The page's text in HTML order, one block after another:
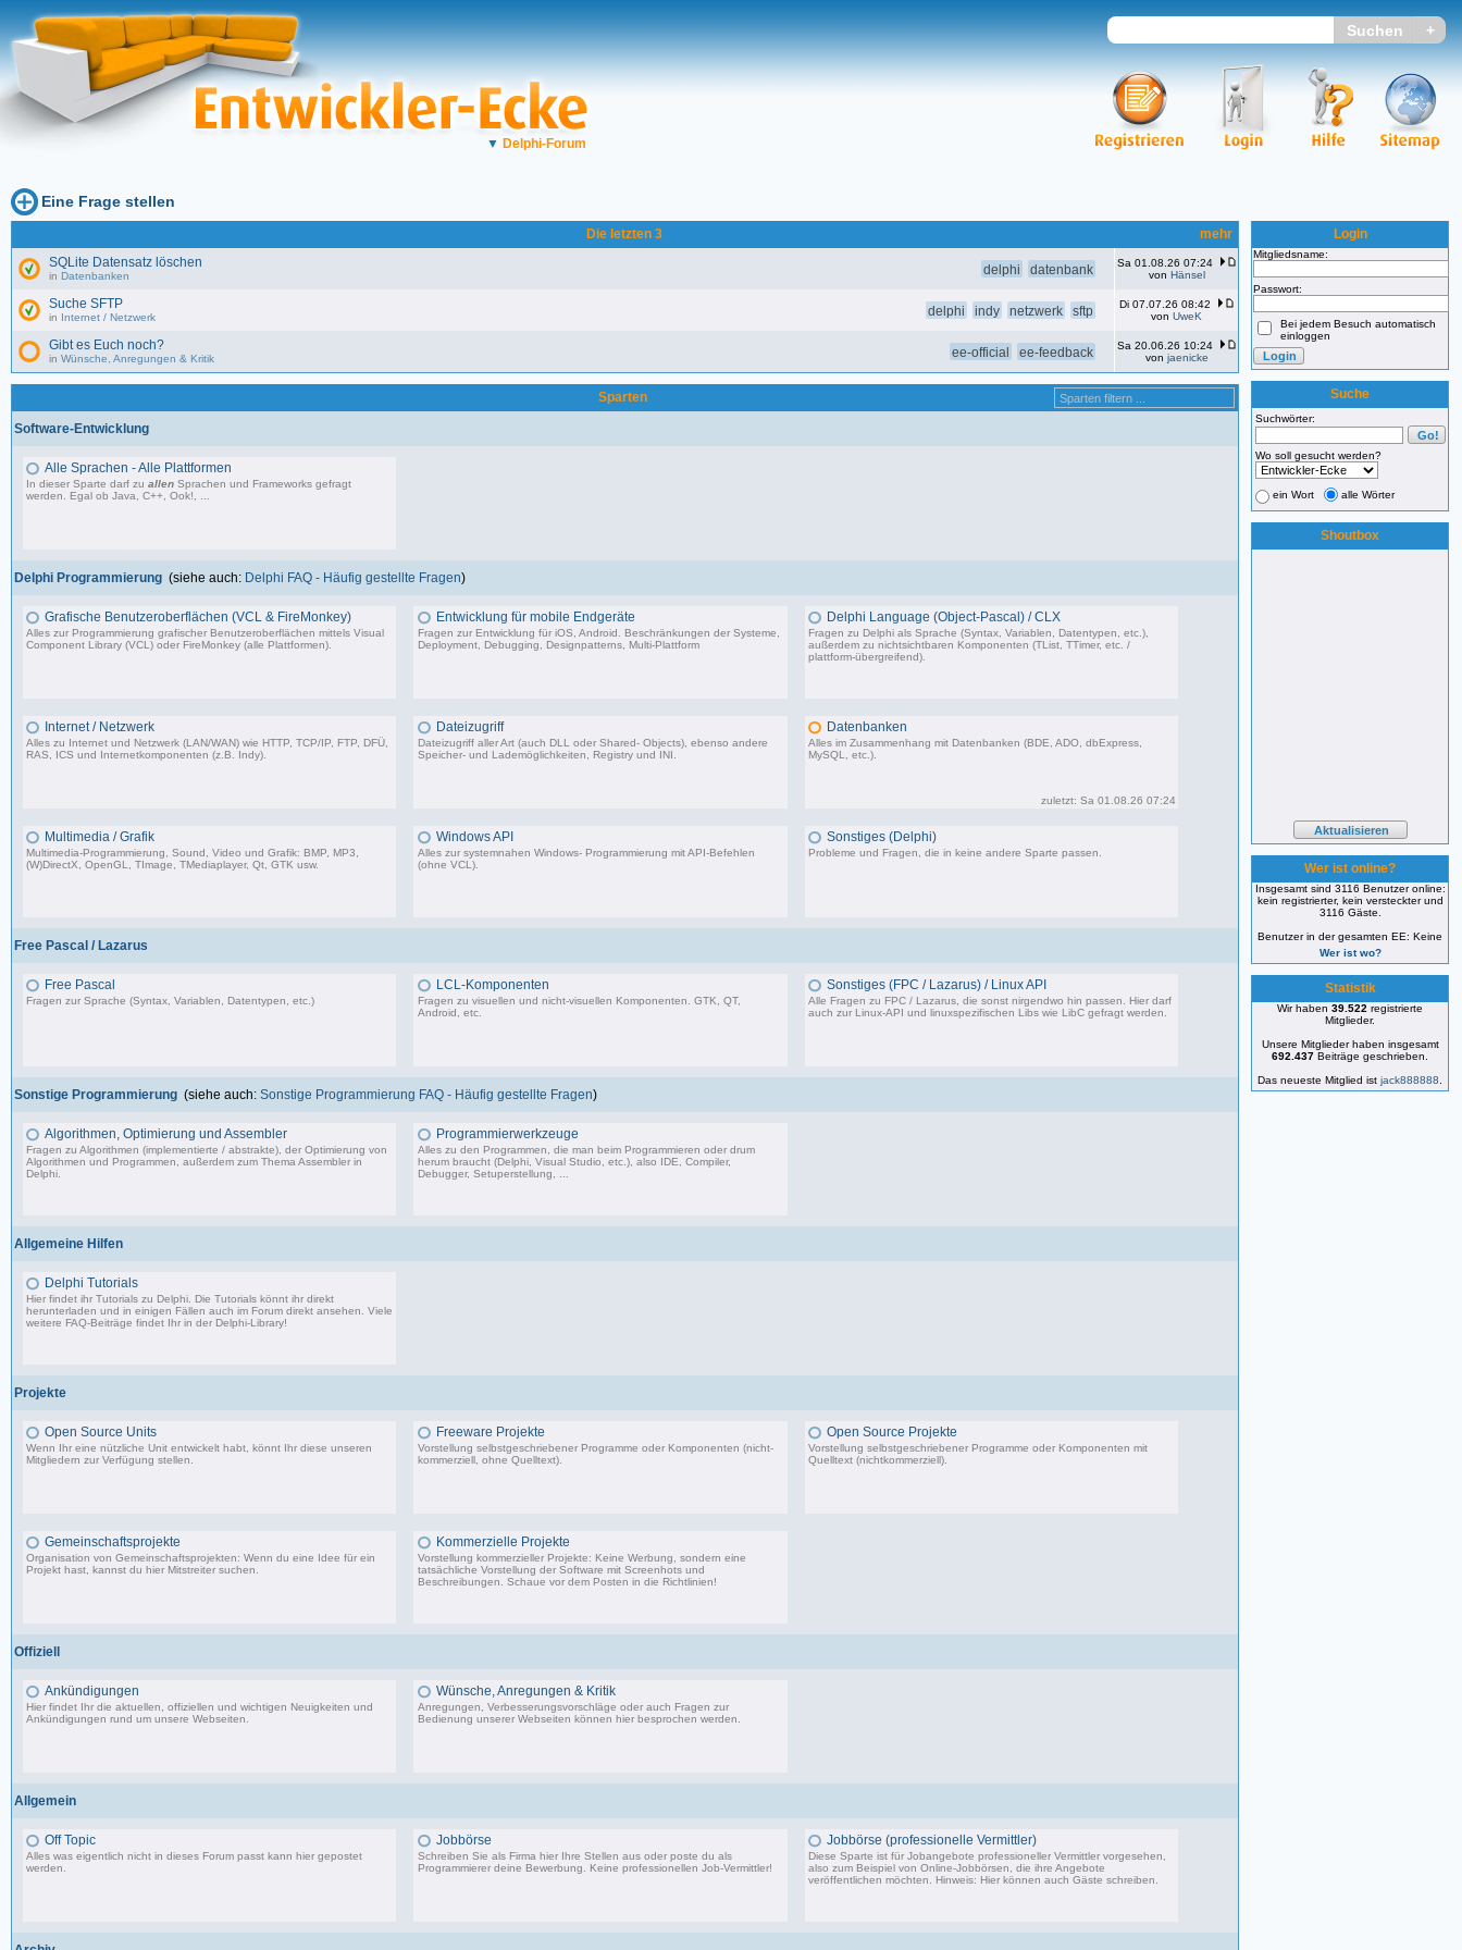
▼ Delphi-Forum
Eine Frage stellen
mehr
Die letzten 3
delphi datenbank
SQLite Datensatz löschen
in Datenbanken
Sa 01.08.26 07:24
von Hänsel
delphi indy netzwerk sftp
Suche SFTP
in Internet / Netzwerk
Di 07.07.26 08:42
von UweK
ee-official ee-feedback
Gibt es Euch noch?
in Wünsche, Anregungen & Kritik
Sa 20.06.26 10:24
von jaenicke
Sparten
Software-Entwicklung
Alle Sprachen - Alle Plattformen
In dieser Sparte darf zuallen Sprachen und Frameworks gefragt
werden. Egal ob Java, C++, Ook!, ...
Delphi Programmierung (siehe auch: Delphi FAQ - Häufig gestellte Fragen)
Grafische Benutzeroberflächen (VCL & FireMonkey)
Alles zur Programmierung grafischer Benutzeroberflächen mittels Visual
Component Library (VCL) oder FireMonkey (alle Plattformen).
Entwicklung für mobile Endgeräte
Fragen zur Entwicklung für iOS, Android. Beschränkungen der Systeme,
Deployment, Debugging, Designpatterns, Multi-Plattform
Delphi Language (Object-Pascal) / CLX
Fragen zu Delphi als Sprache (Syntax, Variablen, Datentypen, etc.),
außerdem zu nichtsichtbaren Komponenten (TList, TTimer, etc. /
plattform-übergreifend).
Internet / Netzwerk
Alles zu Internet und Netzwerk (LAN/WAN) wie HTTP, TCP/IP, FTP, DFÜ,
RAS, ICS und Internetkomponenten (z.B. Indy).
Dateizugriff
Dateizugriff aller Art (auch DLL oder Shared- Objects), ebenso andere
Speicher- und Lademöglichkeiten, Registry und INI.
Datenbanken
Alles im Zusammenhang mit Datenbanken (BDE, ADO, dbExpress,
MySQL, etc.).
zuletzt: Sa 01.08.26 07:24
40.485 Beiträge, zuletzt: Sa 01.08.26 07:24
Multimedia / Grafik
Multimedia-Programmierung, Sound, Video und Grafik: BMP, MP3,
(W)DirectX, OpenGL, TImage, TMediaplayer, Qt, GTK usw.
Windows API
Alles zur systemnahen Windows- Programmierung mit API-Befehlen
(ohne VCL).
Sonstiges (Delphi)
Probleme und Fragen, die in keine andere Sparte passen.
Free Pascal / Lazarus
Free Pascal
Fragen zur Sprache (Syntax, Variablen, Datentypen, etc.)
LCL-Komponenten
Fragen zu visuellen und nicht-visuellen Komponenten. GTK, QT,
Android, etc.
Sonstiges (FPC / Lazarus) / Linux API
Alle Fragen zu FPC / Lazarus, die sonst nirgendwo hin passen. Hier darf
auch zur Linux-API und linuxspezifischen Libs wie LibC gefragt werden.
Sonstige Programmierung (siehe auch: Sonstige Programmierung FAQ - Häufig gestellte Fragen)
Algorithmen, Optimierung und Assembler
Fragen zu Algorithmen (implementierte / abstrakte), der Optimierung von
Algorithmen und Programmen, außerdem zum Thema Assembler in
Delphi.
Programmierwerkzeuge
Alles zu den Programmen, die man beim Programmieren oder drum
herum braucht (Delphi, Visual Studio, etc.), also IDE, Compiler,
Debugger, Setuperstellung, ...
Allgemeine Hilfen
Delphi Tutorials
Hier findet ihr Tutorials zu Delphi. Die Tutorials könnt ihr direkt
herunterladen und in einigen Fällen auch im Forum direkt ansehen. Viele
weitere FAQ-Beiträge findet Ihr in der Delphi-Library!
Projekte
Open Source Units
Wenn Ihr eine nützliche Unit entwickelt habt, könnt Ihr diese unseren
Mitgliedern zur Verfügung stellen.
Freeware Projekte
Vorstellung selbstgeschriebener Programme oder Komponenten (nicht-
kommerziell, ohne Quelltext).
Open Source Projekte
Vorstellung selbstgeschriebener Programme oder Komponenten mit
Quelltext (nichtkommerziell).
Gemeinschaftsprojekte
Organisation von Gemeinschaftsprojekten: Wenn du eine Idee für ein
Projekt hast, kannst du hier Mitstreiter suchen.
Kommerzielle Projekte
Vorstellung kommerzieller Projekte: Keine Werbung, sondern eine
tatsächliche Vorstellung der Software mit Screenhots und
Beschreibungen. Schaue vor dem Posten in die Richtlinien!
Offiziell
Ankündigungen
Hier findet Ihr die aktuellen, offiziellen und wichtigen Neuigkeiten und
Ankündigungen rund um unsere Webseiten.
Wünsche, Anregungen & Kritik
Anregungen, Verbesserungsvorschläge oder auch Fragen zur
Bedienung unserer Webseiten können hier besprochen werden.
Allgemein
Off Topic
Alles was eigentlich nicht in dieses Forum passt kann hier gepostet
werden.
Jobbörse
Schreiben Sie als Firma hier Ihre Stellen aus oder poste du als
Programmierer deine Bewerbung. Keine professionellen Job-Vermittler!
Jobbörse (professionelle Vermittler)
Diese Sparte ist für Jobangebote professioneller Vermittler vorgesehen,
also zum Beispiel von Online-Jobbörsen, die ihre Angebote
veröffentlichen möchten. Hinweis: Hier können auch Gäste schreiben.
Login
Mitgliedsname:
Passwort:
Bei jedem Besuch automatisch
einloggen
Suche
Suchwörter:
Wo soll gesucht werden?
ein Wort alle Wörter
Shoutbox
Wer ist online?
Insgesamt sind 3116 Benutzer online:
kein registrierter, kein versteckter und
3116 Gäste.
Benutzer in der gesamten EE: Keine
Wer ist wo?
Statistik
Wir haben 39.522 registrierte
Mitglieder.
Unsere Mitglieder haben insgesamt
692.437 Beiträge geschrieben.
Das neueste Mitglied ist jack888888.